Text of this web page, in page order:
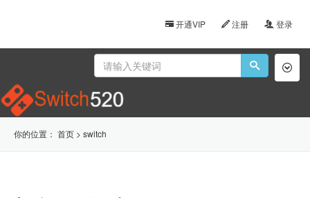
开通VIP 注册 登录
你的位置： 首页 > switch